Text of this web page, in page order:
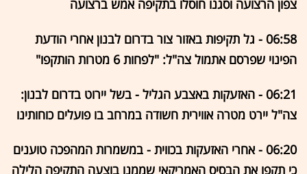
צפון הרצועה וסגנו חוסלו בתקיפה אמש ברצועה
06:58 - גל תקיפות באזור צור בדרום לבנון אחרי הודעת
הפינוי שפרסם אתמול צה"ל: "לפחות 6 מטרות הותקפו"
06:21 - האזעקות באצבע הגליל - בשל יירוט בדרום לבנון:
צה"ל יירט מטרה אווירית חשודה במרחב בו פועלים כוחותינו
06:20 - אחרי האזעקות בכווית - במשמרות המהפכה טוענים
כי תקפו את הבסיס האמריקאי שממנו בוצעה התקיפה הלילה